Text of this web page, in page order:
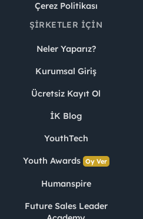
Çerez Politikası
ŞIRKETLER İÇIN
Neler Yaparız?
Kurumsal Giriş
Ücretsiz Kayıt Ol
İK Blog
YouthTech
Youth Awards Oy Ver
Humanspire
Future Sales Leader